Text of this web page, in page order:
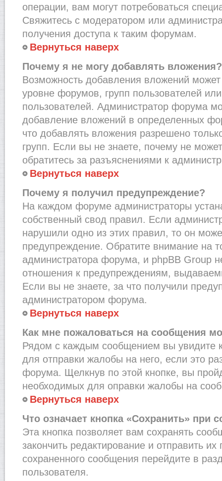
операции, вам могут потребоваться
Свяжитесь с модератором или
получения доступа к таким форумам.
Вернуться наверх
Почему я не могу добавлять вложения?
Возможность добавления вложений может
уровне форумов, групп пользователей
пользователей. Администратор форума
добавление вложений в определенных
что добавлять вложения разрешено
групп. Если вы не знаете, почему не
обратитесь за разъяснениями к
Вернуться наверх
Почему я получил предупреждение?
На каждом форуме администраторы
собственный свод правил. Если
нарушили одно из этих правил, то он
предупреждение. Обратите внимание на
администратора форума, и phpBB Group
отношения к предупреждениям,
Если вы не знаете, за что получили
администратором форума.
Вернуться наверх
Как мне пожаловаться на сообщения
Рядом с каждым сообщением вы увидите
для отправки жалобы на него, если это
форума. Щелкнув по этой кнопке, вы
необходимых для оправки жалобы на
Вернуться наверх
Что означает кнопка «Сохранить» при
Эта кнопка позволяет вам сохранять
закончить редактирование и отправить их
сохраненного сообщения перейдите в
пользователя.